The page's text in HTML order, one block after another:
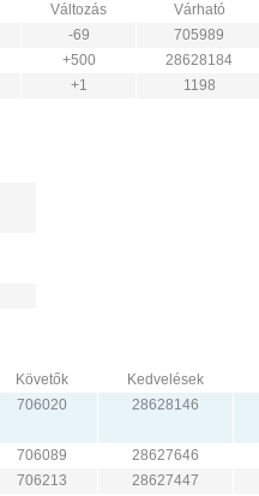
Változás
Várható
-69
705989
+500
28628184
+1 1198
Követők
Kedvelések
706020 28628146
706089
28627646
706213
28627447